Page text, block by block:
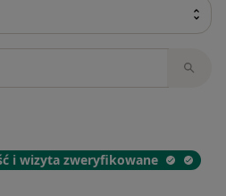
i wizyta zweryfikowane